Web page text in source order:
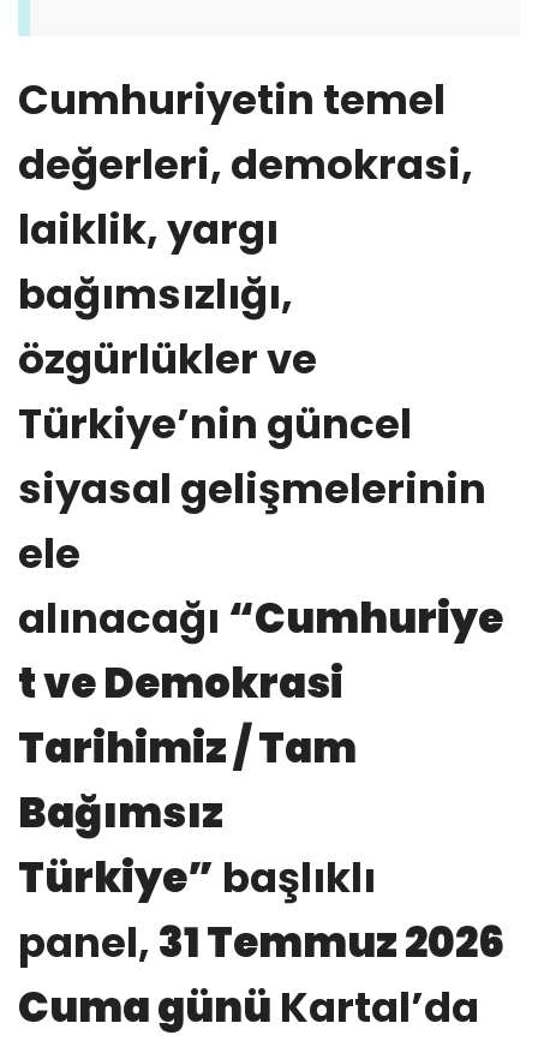
Cumhuriyetin temel
değerleri, demokrasi,
laiklik, yargı
bağımsızlığı,
özgürlükler ve
Türkiye’nin güncel
siyasal gelişmelerinin
ele
alınacağı “Cumhuriye
t ve Demokrasi
Tarihimiz / Tam
Bağımsız
Türkiye” başlıklı
panel,31 Temmuz 2026
Cuma günü Kartal’da